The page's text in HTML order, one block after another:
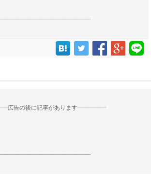
広告の後に記事があります--------------------